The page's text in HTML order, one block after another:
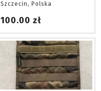
Szczecin, Polska
100.00 zł